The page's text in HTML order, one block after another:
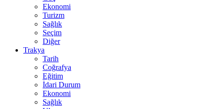
Ekonomi
Turizm
Sağlık
Seçim
Diğer
Trakya
Tarih
Coğrafya
Eğitim
İdari Durum
Ekonomi
Sağlık